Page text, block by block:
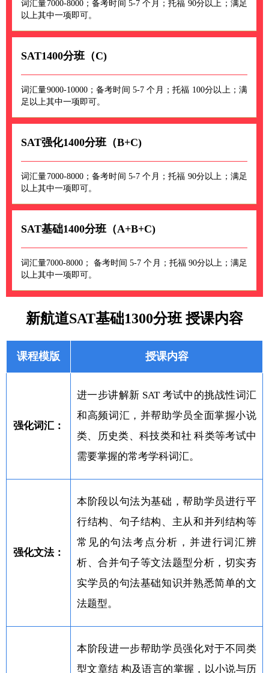
词汇量7000-8000；备考时间 5-7 个月；托福 90分以上；满足
以上其中一项即可。
SAT1400分班（C)
词汇量9000-10000；备考时间 5-7 个月；托福 100分以上；满
足以上其中一项即可。
SAT强化1400分班（B+C)
词汇量7000-8000；备考时间 5-7 个月；托福 90分以上；满足
以上其中一项即可。
SAT基础1400分班（A+B+C)
词汇量7000-8000； 备考时间 5-7 个月；托福 90分以上；满足
以上其中一项即可。
新航道SAT基础1300分班 授课内容
课程模版 授课内容
强化词汇：
进一步讲解新 SAT 考试中的挑战性词汇
和高频词汇，并帮助学员全面掌握小说
类、历史类、科技类和社 科类等考试中
需要掌握的常考学科词汇。
强化文法：
本阶段以句法为基础，帮助学员进行平
行结构、句子结构、主从和并列结构等
常见的句法考点分析，并进行词汇辨
析、合并句子等文法题型分析，切实夯
实学员的句法基础知识并熟悉简单的文
法题型。
本阶段进一步帮助学员强化对于不同类
型文章结 构及语言的掌握，以小说与历